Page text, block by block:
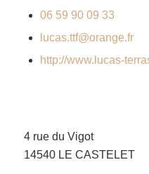
06 59 90 09 33
lucas.ttf@orange.fr
http://www.lucas-
4 rue du Vigot
14540 LE CASTELET